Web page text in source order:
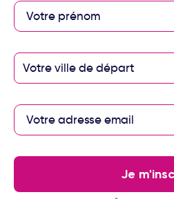
Les
Votre ville de départ
Je